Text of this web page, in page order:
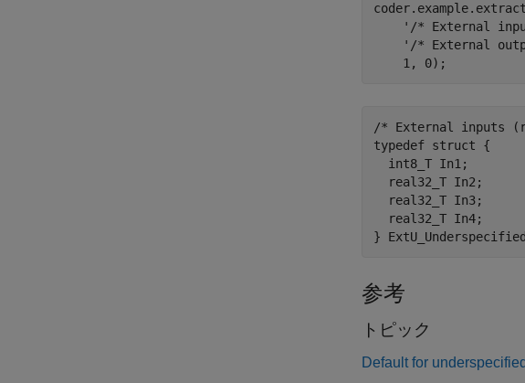
'/* External
'/* External
/* External inputs
typedef struct {
int8_T In1;
real32_T In2;
real32_T In3;
real32_T In4;
参考
トピック
Default for